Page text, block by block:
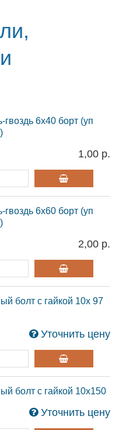
6х40 борт (уп
1,00 р.
6х60 борт (уп
2,00 р.
болт с гайкой 10х 97
Уточнить цену
болт с гайкой 10х150
Уточнить цену